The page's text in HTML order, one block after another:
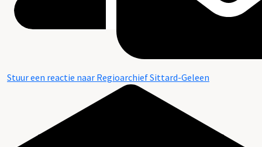
Stuur een reactie naar Regioarchief Sittard-Geleen